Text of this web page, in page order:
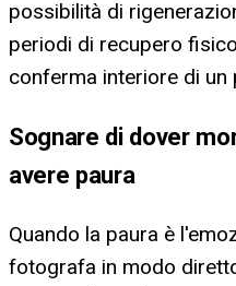
possibilità di
periodi di recupero
conferma interiore di un
Sognare di dover
avere paura
Quando la paura è
fotografa in modo